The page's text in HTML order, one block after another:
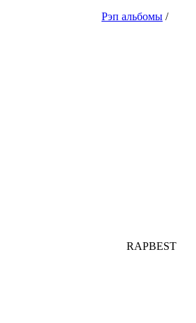
Рэп альбомы /
RAPBEST